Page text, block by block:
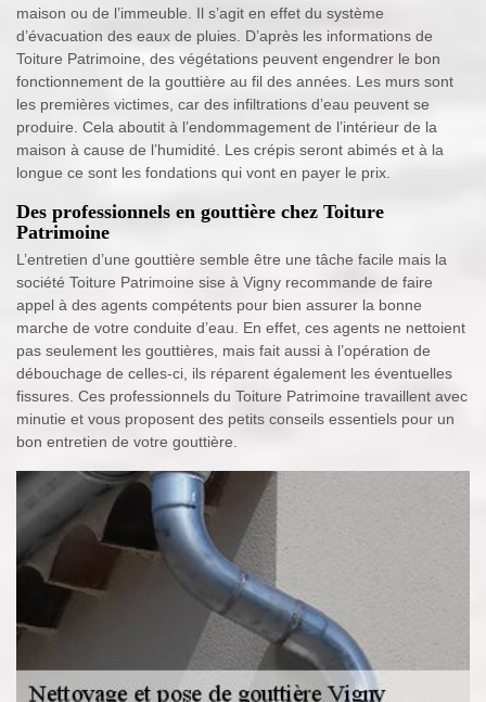
maison ou de l’immeuble. Il s’agit en effet du système
d’évacuation des eaux de pluies. D’après les informations de
Toiture Patrimoine, des végétations peuvent engendrer le bon
fonctionnement de la gouttière au fil des années. Les murs sont
les premières victimes, car des infiltrations d’eau peuvent se
produire. Cela aboutit à l’endommagement de l’intérieur de la
maison à cause de l’humidité. Les crépis seront abimés et à la
longue ce sont les fondations qui vont en payer le prix.
Des professionnels en gouttière chez Toiture
Patrimoine
L’entretien d’une gouttière semble être une tâche facile mais la
société Toiture Patrimoine sise à Vigny recommande de faire
appel à des agents compétents pour bien assurer la bonne
marche de votre conduite d’eau. En effet, ces agents ne nettoient
pas seulement les gouttières, mais fait aussi à l’opération de
débouchage de celles-ci, ils réparent également les éventuelles
fissures. Ces professionnels du Toiture Patrimoine travaillent avec
minutie et vous proposent des petits conseils essentiels pour un
bon entretien de votre gouttière.